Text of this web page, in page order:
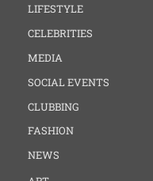
LIFESTYLE
CELEBRITIES
MEDIA
SOCIAL EVENTS
CLUBBING
FASHION
NEWS